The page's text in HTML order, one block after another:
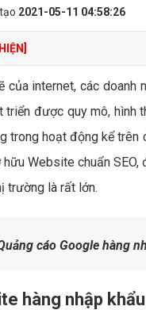
2021-05-11 04:58:26
[HIỆN]
của internet, các doanh
triển được quy mô, hình
trong hoạt động kể trên
Website chuẩn
trường là rất lớn.
cáo Google hàng
hàng nhập